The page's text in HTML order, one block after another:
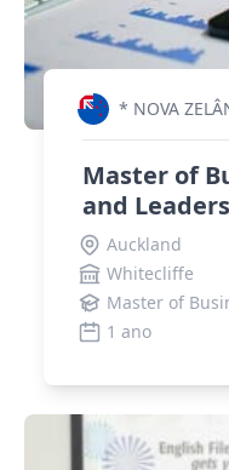
* NOVA
Master of
and
Auckland
Whitecliffe
1 ano